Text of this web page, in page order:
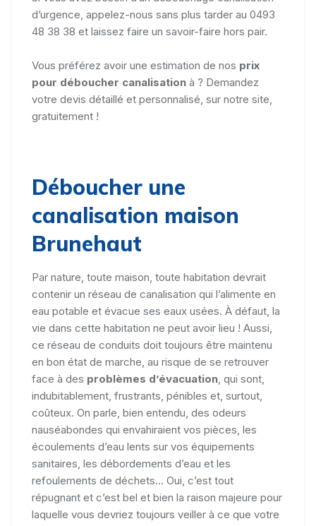
d’urgence, appelez-nous sans plus tarder au 0493
48 38 38 et laissez faire un savoir-faire hors pair.
Vous préférez avoir une estimation de nos prix
pour déboucher canalisation à ? Demandez
votre devis détaillé et personnalisé, sur notre site,
gratuitement !
Déboucher une
canalisation maison
Brunehaut
Par nature, toute maison, toute habitation devrait
contenir un réseau de canalisation qui l’alimente en
eau potable et évacue ses eaux usées. À défaut, la
vie dans cette habitation ne peut avoir lieu ! Aussi,
ce réseau de conduits doit toujours être maintenu
en bon état de marche, au risque de se retrouver
face à des problèmes d’évacuation , qui sont,
indubitablement, frustrants, pénibles et, surtout,
coûteux. On parle, bien entendu, des odeurs
nauséabondes qui envahiraient vos pièces, les
écoulements d’eau lents sur vos équipements
sanitaires, les débordements d’eau et les
refoulements de déchets... Oui, c’est tout
répugnant et c’est bel et bien la raison majeure pour
laquelle vous devriez toujours veiller à ce que votre